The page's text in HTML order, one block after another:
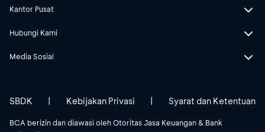
Kantor Pusat
Hubungi Kami
Media Sosial
BCA berizin dan diawasi oleh Otoritas Jasa Keuangan & Bank
SBDK | Kebijakan Privasi | Syarat dan Ketentuan